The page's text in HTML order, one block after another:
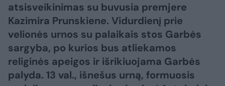
atsisveikinimas su buvusia premjere
Kazimira Prunskiene. Vidurdienį prie
velionės urnos su palaikais stos Garbės
sargyba, po kurios bus atliekamos
religinės apeigos ir išrikiuojama Garbės
palyda. 13 val., išnešus urną, formuosis